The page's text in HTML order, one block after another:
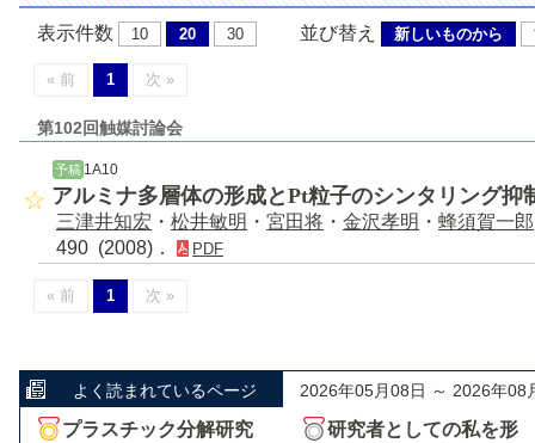
表示件数 10 20 30 並び替え 新しいものから
« 前 1 次 »
第102回触媒討論会
予稿 1A10
アルミナ多層体の形成とPt粒子のシンタリング抑
三津井知宏 ・ 松井敏明 ・ 宮田将 ・ 金沢孝明 ・ 蜂須賀一郎
490 (2008)．
PDF
« 前 1 次 »
よく読まれているページ 2026年05月08日 ～ 2026年08
プラスチック分解研究
研究者としての私を形